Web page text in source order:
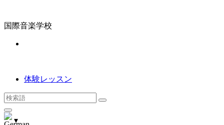
テ
ッ
プ
国際音楽学校
体験レッスン
検
索
▾